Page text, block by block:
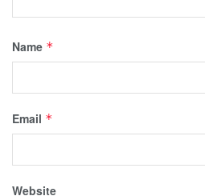
Name *
Email *
Website